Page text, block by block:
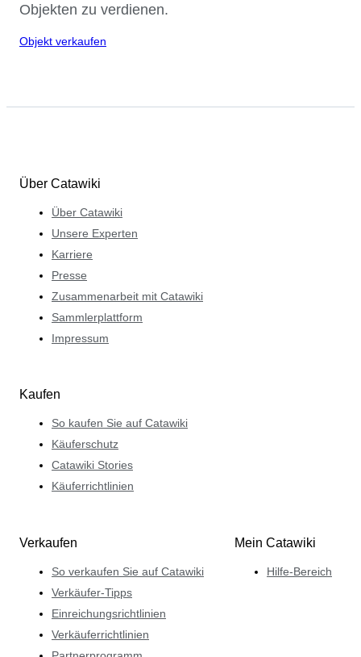
Objekten zu verdienen.
Objekt verkaufen
Über Catawiki
Über Catawiki
Unsere Experten
Karriere
Presse
Zusammenarbeit mit Catawiki
Sammlerplattform
Impressum
Kaufen
So kaufen Sie auf Catawiki
Käuferschutz
Catawiki Stories
Käuferrichtlinien
Verkaufen
So verkaufen Sie auf Catawiki
Verkäufer-Tipps
Einreichungsrichtlinien
Verkäuferrichtlinien
Mein Catawiki
Hilfe-Bereich